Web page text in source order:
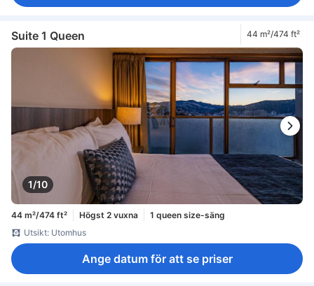
Suite 1 Queen 44 m²/474 ft²
1/10
44 m²/474 ft² Högst 2 vuxna
1 queen size-säng
Utsikt: Utomhus
Ange datum för att se priser